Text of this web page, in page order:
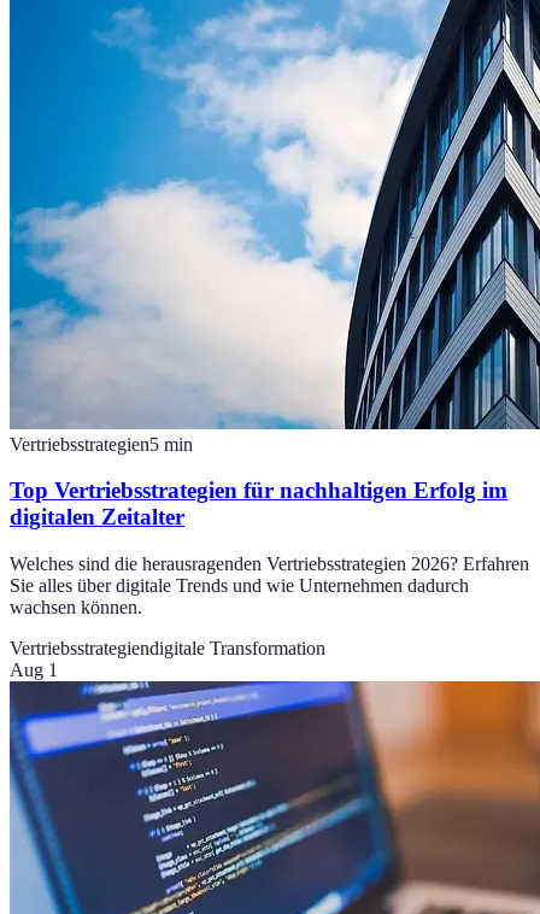
Vertriebsstrategien5 min
Top Vertriebsstrategien für nachhaltigen Erfolg im
digitalen Zeitalter
Welches sind die herausragenden Vertriebsstrategien 2026? Erfahren
Sie alles über digitale Trends und wie Unternehmen dadurch
wachsen können.
Vertriebsstrategiendigitale Transformation
Aug 1